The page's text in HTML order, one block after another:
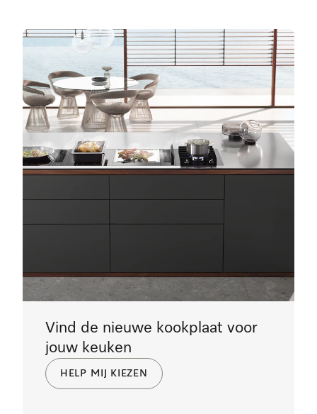
Vind de nieuwe kookplaat voor
jouw keuken
HELP MIJ KIEZEN